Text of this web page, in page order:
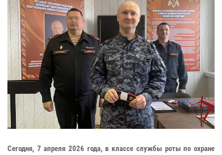
Сегодня, 7 апреля 2026 года, в классе службы роты по охране